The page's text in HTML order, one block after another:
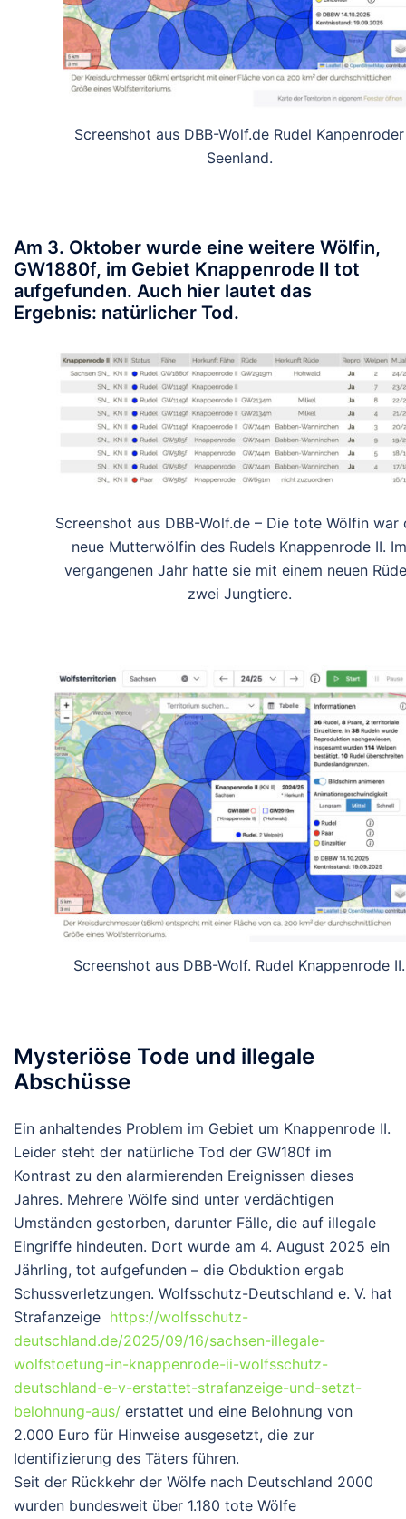
Screenshot aus DBB-Wolf.de Rudel Kanpenroder
Seenland.
Am 3. Oktober wurde eine weitere Wölfin,
GW1880f, im Gebiet Knappenrode II tot
aufgefunden. Auch hier lautet das
Ergebnis: natürlicher Tod.
Screenshot aus DBB-Wolf.de – Die tote Wölfin war
neue Mutterwölfin des Rudels Knappenrode II. Im
vergangenen Jahr hatte sie mit einem neuen
zwei Jungtiere.
Screenshot aus DBB-Wolf. Rudel Knappenrode II.
Mysteriöse Tode und illegale
Abschüsse
Ein anhaltendes Problem im Gebiet um Knappenrode II.
Leider steht der natürliche Tod der GW180f im
Kontrast zu den alarmierenden Ereignissen dieses
Jahres. Mehrere Wölfe sind unter verdächtigen
Umständen gestorben, darunter Fälle, die auf illegale
Eingriffe hindeuten. Dort wurde am 4. August 2025 ein
Jährling, tot aufgefunden – die Obduktion ergab
Schussverletzungen. Wolfsschutz-Deutschland e. V. hat
Strafanzeige https://wolfsschutz-
deutschland.de/2025/09/16/sachsen-illegale-
wolfstoetung-in-knappenrode-ii-wolfsschutz-
deutschland-e-v-erstattet-strafanzeige-und-setzt-
belohnung-aus/ erstattet und eine Belohnung von
2.000 Euro für Hinweise ausgesetzt, die zur
Identifizierung des Täters führen.
Seit der Rückkehr der Wölfe nach Deutschland 2000
wurden bundesweit über 1.180 tote Wölfe